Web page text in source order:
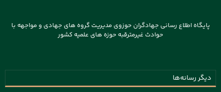
پایگاه اطلاع رسانی جهادگران حوزوی مدیریت گروه های جهادی و مواجهه با
حوادث غیرمترقبه حوزه های علمیه کشور
دیگر رسانه‌ها